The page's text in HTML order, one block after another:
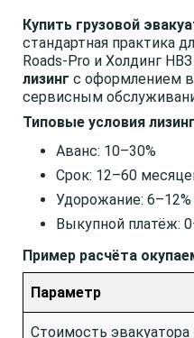
Купить грузовой
стандартная практика
Roads-Pro и Холдинг
лизинг с оформлением
сервисным
Типовые условия
Аванс: 10–30%
Срок: 12–60
Удорожание:
Выкупной платёж:
Пример расчёта
Параметр
Стоимость эвакуатора